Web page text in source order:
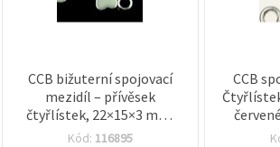
CCB bižuterní spojovací
mezidíl – přívěsek
čtyřlístek, 22×15×3 mm,
otvor 2,5 mm, bílý – 5 ks
Kód: 116895
CCB
otvor